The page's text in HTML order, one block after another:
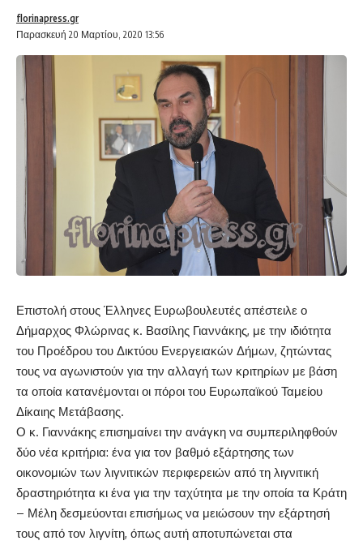
Παρασκευή 20 Μαρτίου, 2020 13:56
florinapress.gr
Επιστολή στους Έλληνες Ευρωβουλευτές απέστειλε ο
Δήμαρχος Φλώρινας κ. Βασίλης Γιαννάκης, με την ιδιότητα
του Προέδρου του Δικτύου Ενεργειακών Δήμων, ζητώντας
τους να αγωνιστούν για την αλλαγή των κριτηρίων με βάση
τα οποία κατανέμονται οι πόροι του Ευρωπαϊκού Ταμείου
Δίκαιης Μετάβασης.
Ο κ. Γιαννάκης επισημαίνει την ανάγκη να συμπεριληφθούν
δύο νέα κριτήρια: ένα για τον βαθμό εξάρτησης των
οικονομιών των λιγνιτικών περιφερειών από τη λιγνιτική
δραστηριότητα κι ένα για την ταχύτητα με την οποία τα Κράτη
– Μέλη δεσμεύονται επισήμως να μειώσουν την εξάρτησή
τους από τον λιγνίτη, όπως αυτή αποτυπώνεται στα